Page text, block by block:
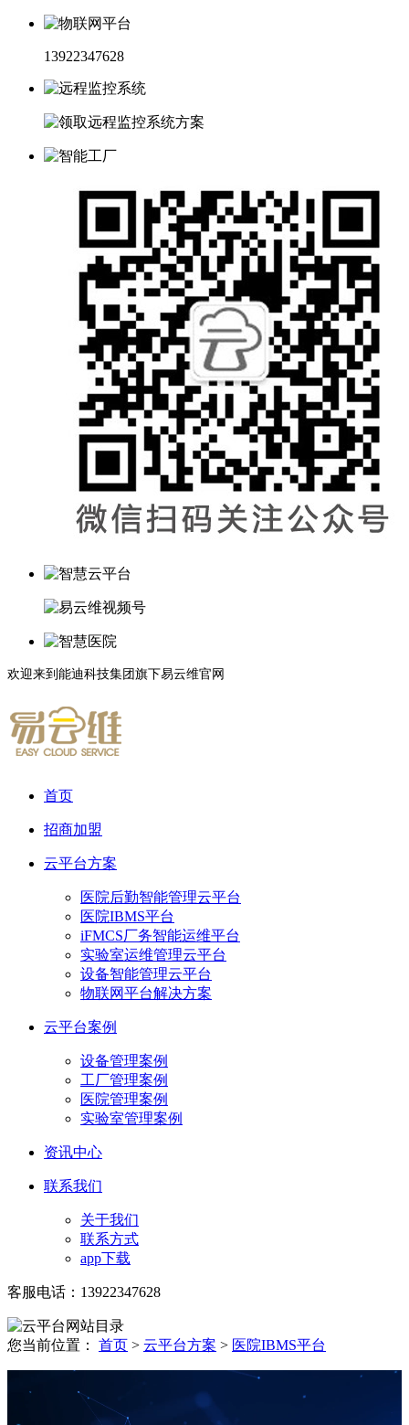
13922347628
欢迎来到能迪科技集团旗下易云维官网
首页
招商加盟
云平台方案
医院后勤智能管理云平台
医院IBMS平台
iFMCS厂务智能运维平台
实验室运维管理云平台
设备智能管理云平台
物联网平台解决方案
云平台案例
设备管理案例
工厂管理案例
医院管理案例
实验室管理案例
资讯中心
联系我们
关于我们
联系方式
app下载
客服电话：13922347628
您当前位置： 首页 > 云平台方案 > 医院IBMS平台